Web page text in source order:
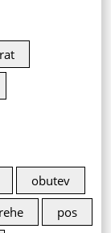
obutev
pos